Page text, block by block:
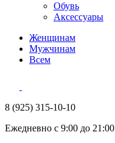
Обувь
Аксессуары
Женщинам
Мужчинам
Всем
8 (925) 315-10-10
Ежедневно с 9:00 до 21:00